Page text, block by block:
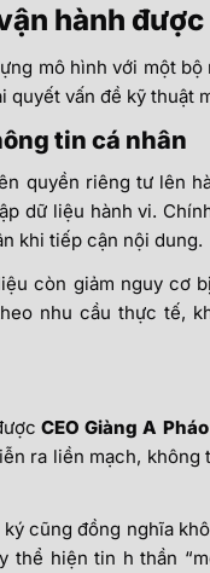
hành được
mô hình với một
quyết vấn đề kỹ thuật
tin cá nhân
quyền riêng tư lên
dữ liệu hành vi.
khi tiếp cận nội dung.
còn giảm nguy cơ
nhu cầu thực tế,
CEO Giàng A Pháo
ra liền mạch,
cũng đồng nghĩa
thể hiện tin h thần